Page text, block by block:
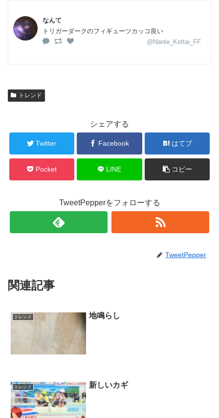
なんて
トリガーダークのフィギューツカッコ良い
@Nante_Kottai_FF
トレンド
シェアする
Twitter Facebook はてブ
Pocket LINE コピー
TweetPepperをフォローする
TweetPepper
関連記事
トレンド 地鳴らし
トレンド 新しいカギ